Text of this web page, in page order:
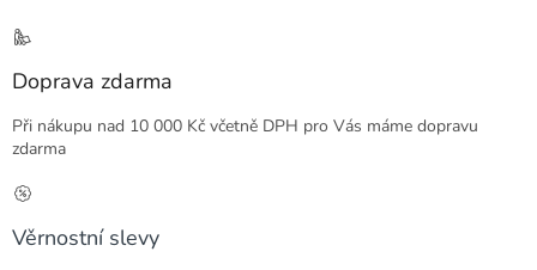
Doprava zdarma
Při nákupu nad 10 000 Kč včetně DPH pro Vás máme dopravu
zdarma
Věrnostní slevy